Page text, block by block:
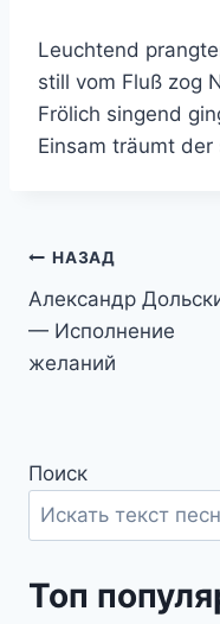
Leuchtend
still vom Fluß zog
Frölich singend
Einsam träumt
Навигация
по
записям
НАЗАД
Александр
— Исполнение
желаний
Поиск
Топ